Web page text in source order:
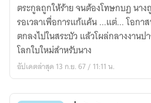
หลง
ยุค
ตระกูลถูกให้ร้าย จนต้องโทษกบฏ นางถูกส่งไปยังหอนางโลม เฝ้า
รอเวลาเพื่อการแก้แค้น ...แต่... โอกา
ตกลงไปในสระบัว แล้วโผล่กลางงานปาร์ตี้ของ
โลกใบใหม่สำหรับนาง
อัปเดตล่าสุด 13 ก.ย. 67 / 11:11 น.